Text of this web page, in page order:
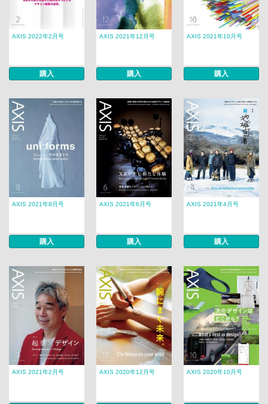
AXIS 2022年2月号
購入
AXIS 2021年12月号
購入
AXIS 2021年10月号
購入
AXIS 2021年8月号
購入
AXIS 2021年6月号
購入
AXIS 2021年4月号
購入
AXIS 2021年2月号 AXIS 2020年12月号 AXIS 2020年10月号